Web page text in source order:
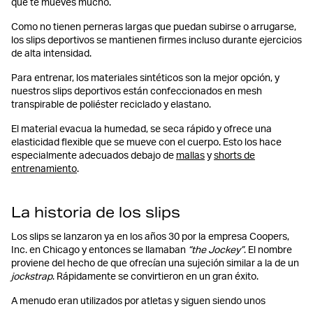
que te mueves mucho.
Como no tienen perneras largas que puedan subirse o arrugarse,
los slips deportivos se mantienen firmes incluso durante ejercicios
de alta intensidad.
Para entrenar, los materiales sintéticos son la mejor opción, y
nuestros slips deportivos están confeccionados en mesh
transpirable de poliéster reciclado y elastano.
El material evacua la humedad, se seca rápido y ofrece una
elasticidad flexible que se mueve con el cuerpo. Esto los hace
especialmente adecuados debajo de mallas y shorts de
entrenamiento.
La historia de los slips
Los slips se lanzaron ya en los años 30 por la empresa Coopers,
Inc. en Chicago y entonces se llamaban “the Jockey”. El nombre
proviene del hecho de que ofrecían una sujeción similar a la de un
jockstrap. Rápidamente se convirtieron en un gran éxito.
A menudo eran utilizados por atletas y siguen siendo unos